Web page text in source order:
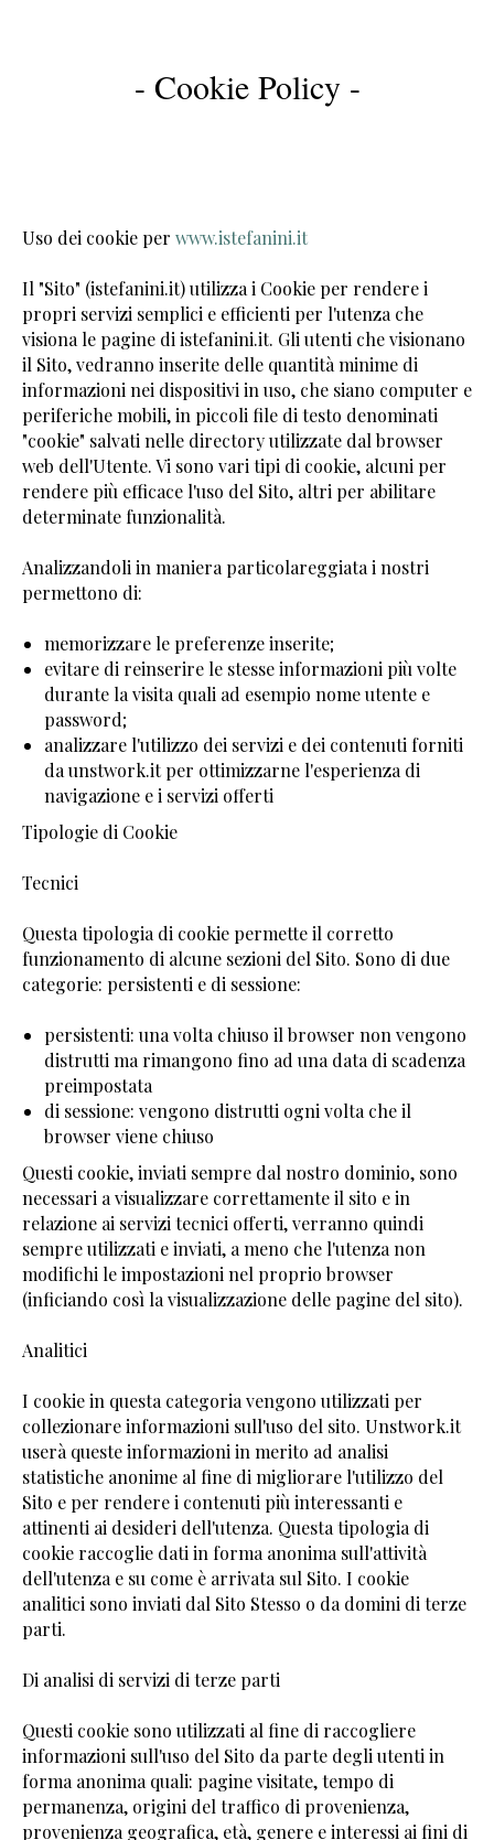
- Cookie Policy -
Uso dei cookie per www.istefanini.it
Il "Sito" (istefanini.it) utilizza i Cookie per rendere i
propri servizi semplici e efficienti per l'utenza che
visiona le pagine di istefanini.it. Gli utenti che visionano
il Sito, vedranno inserite delle quantità minime di
informazioni nei dispositivi in uso, che siano computer e
periferiche mobili, in piccoli file di testo denominati
"cookie" salvati nelle directory utilizzate dal browser
web dell'Utente. Vi sono vari tipi di cookie, alcuni per
rendere più efficace l'uso del Sito, altri per abilitare
determinate funzionalità.
Analizzandoli in maniera particolareggiata i nostri
permettono di:
memorizzare le preferenze inserite;
evitare di reinserire le stesse informazioni più volte
durante la visita quali ad esempio nome utente e
password;
analizzare l'utilizzo dei servizi e dei contenuti forniti
da unstwork.it per ottimizzarne l'esperienza di
navigazione e i servizi offerti
Tipologie di Cookie
Tecnici
Questa tipologia di cookie permette il corretto
funzionamento di alcune sezioni del Sito. Sono di due
categorie: persistenti e di sessione:
persistenti: una volta chiuso il browser non vengono
distrutti ma rimangono fino ad una data di scadenza
preimpostata
di sessione: vengono distrutti ogni volta che il
browser viene chiuso
Questi cookie, inviati sempre dal nostro dominio, sono
necessari a visualizzare correttamente il sito e in
relazione ai servizi tecnici offerti, verranno quindi
sempre utilizzati e inviati, a meno che l'utenza non
modifichi le impostazioni nel proprio browser
(inficiando così la visualizzazione delle pagine del sito).
Analitici
I cookie in questa categoria vengono utilizzati per
collezionare informazioni sull'uso del sito. Unstwork.it
userà queste informazioni in merito ad analisi
statistiche anonime al fine di migliorare l'utilizzo del
Sito e per rendere i contenuti più interessanti e
attinenti ai desideri dell'utenza. Questa tipologia di
cookie raccoglie dati in forma anonima sull'attività
dell'utenza e su come è arrivata sul Sito. I cookie
analitici sono inviati dal Sito Stesso o da domini di terze
parti.
Di analisi di servizi di terze parti
Questi cookie sono utilizzati al fine di raccogliere
informazioni sull'uso del Sito da parte degli utenti in
forma anonima quali: pagine visitate, tempo di
permanenza, origini del traffico di provenienza,
provenienza geografica, età, genere e interessi ai fini di